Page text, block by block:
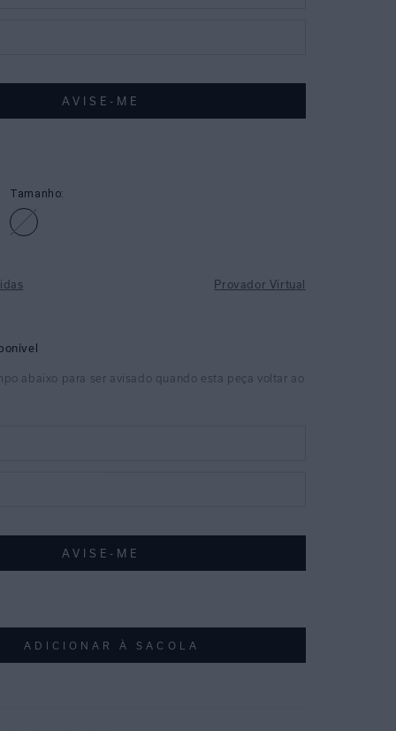
Tamanho:
Provador Virtual
ADICIONAR À SACOLA